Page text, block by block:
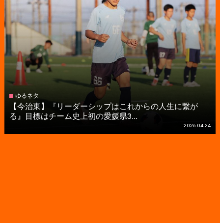
ゆるネタ
【今治東】『リーダーシップはこれからの人生に繋が
る』目標はチーム史上初の愛媛県3...
2026.04.24